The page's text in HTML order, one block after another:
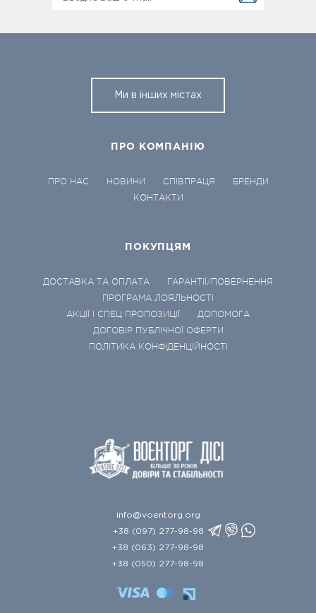
Ми в інших містах
ПРО КОМПАНІЮ
ПРО НАС НОВИНИ СПІВПРАЦЯ
БРЕНДИ
КОНТАКТИ
ПОКУПЦЯМ
ДОСТАВКА ТА ОПЛАТА
ГАРАНТІЇ/ПОВЕРНЕННЯ
ПРОГРАМА ЛОЯЛЬНОСТІ
АКЦІЇ І СПЕЦ ПРОПОЗИЦІЇ
ДОПОМОГА
ДОГОВІР ПУБЛІЧНОЇ ОФЕРТИ
ПОЛІТИКА КОНФІДЕНЦІЙНОСТІ
info@voentorg.org
+38 (097) 277-98-98
+38 (063) 277-98-98
+38 (050) 277-98-98